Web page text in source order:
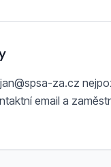
za.cz
email a